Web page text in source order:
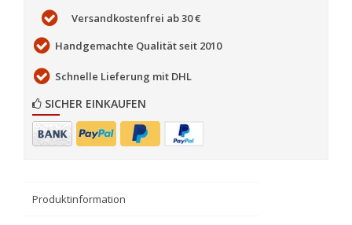
Versandkostenfrei ab 30 €
Handgemachte Qualität seit 2010
Schnelle Lieferung mit DHL
SICHER EINKAUFEN
Produktinformation